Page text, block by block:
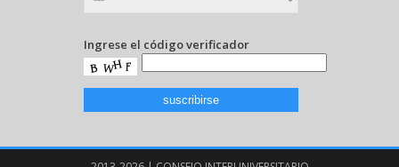
Ingrese el código verificador